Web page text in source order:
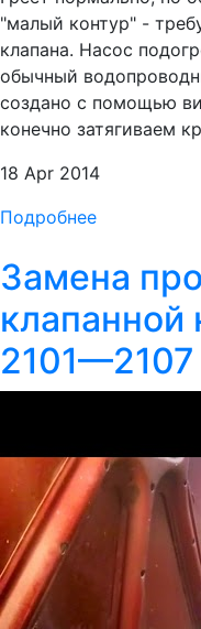
"малый контур" -
клапана. Насос
обычный
создано с помощью
конечно затягиваем
18 Apr 2014
Подробнее
Замена
2101—2107